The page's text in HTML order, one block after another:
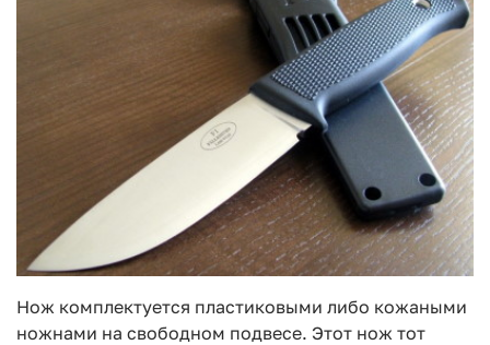
Нож комплектуется пластиковыми либо кожаными
ножнами на свободном подвесе. Этот нож тот